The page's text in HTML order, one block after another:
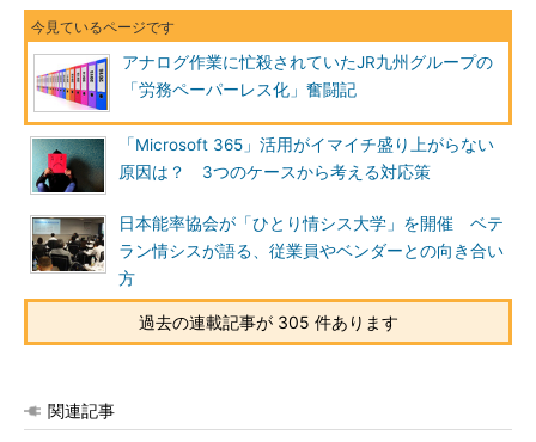
アナログ作業に忙殺されていたJR九州グループの
「労務ペーパーレス化」奮闘記
「Microsoft 365」活用がイマイチ盛り上がらない
原因は？ 3つのケースから考える対応策
日本能率協会が「ひとり情シス大学」を開催 ベテ
ラン情シスが語る、従業員やベンダーとの向き合い
方
過去の連載記事が 305 件あります
関連記事